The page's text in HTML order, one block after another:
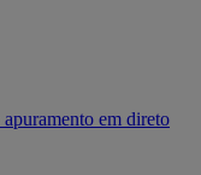
em direto